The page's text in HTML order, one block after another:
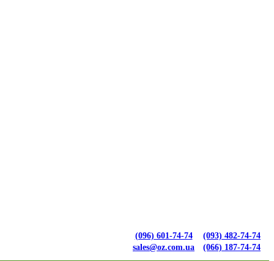
(096) 601-74-74
sales@oz.com.ua
(093) 482-74-74
(066) 187-74-74